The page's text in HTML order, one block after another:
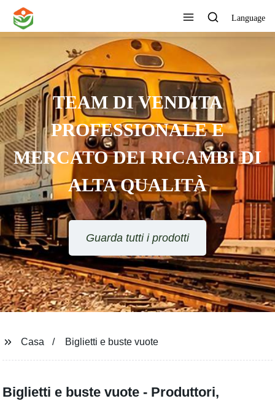
Language
TEAM DI VENDITA
PROFESSIONALE E
MERCATO DEI RICAMBI DI
ALTA QUALITÀ
Guarda tutti i prodotti
Casa Biglietti e buste vuote
Biglietti e buste vuote - Produttori,